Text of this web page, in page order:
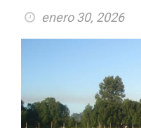
enero 30, 2026